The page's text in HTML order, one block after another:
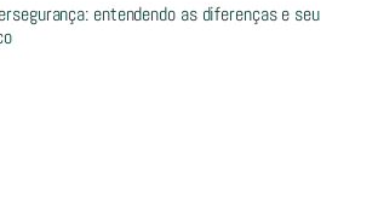
entendendo as diferenças e seu